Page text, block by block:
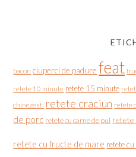
bacon ciuperci de padure feat
retete 10 minute retete 15 minute
chinezesti retete craciun retete
de porc retete cu carne de pui retete
retete cu fructe de mare retete